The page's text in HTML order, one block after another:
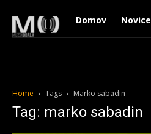
Domov Novice
Home Tags Marko sabadin
Tag: marko sabadin